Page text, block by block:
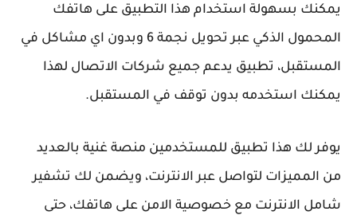
يمكنك بسهولة استخدام هذا التطبيق على هاتفك
المحمول الذكي عبر تحويل نجمة 6 وبدون اي مشاكل في
المستقبل، تطبيق يدعم جميع شركات الاتصال لهذا
يمكنك استخدمه بدون توقف في المستقبل.
يوفر لك هذا تطبيق للمستخدمين منصة غنية بالعديد
من المميزات لتواصل عبر الانترنت، ويضمن لك تشفير
شامل الانترنت مع خصوصية الامن على هاتفك، حتى